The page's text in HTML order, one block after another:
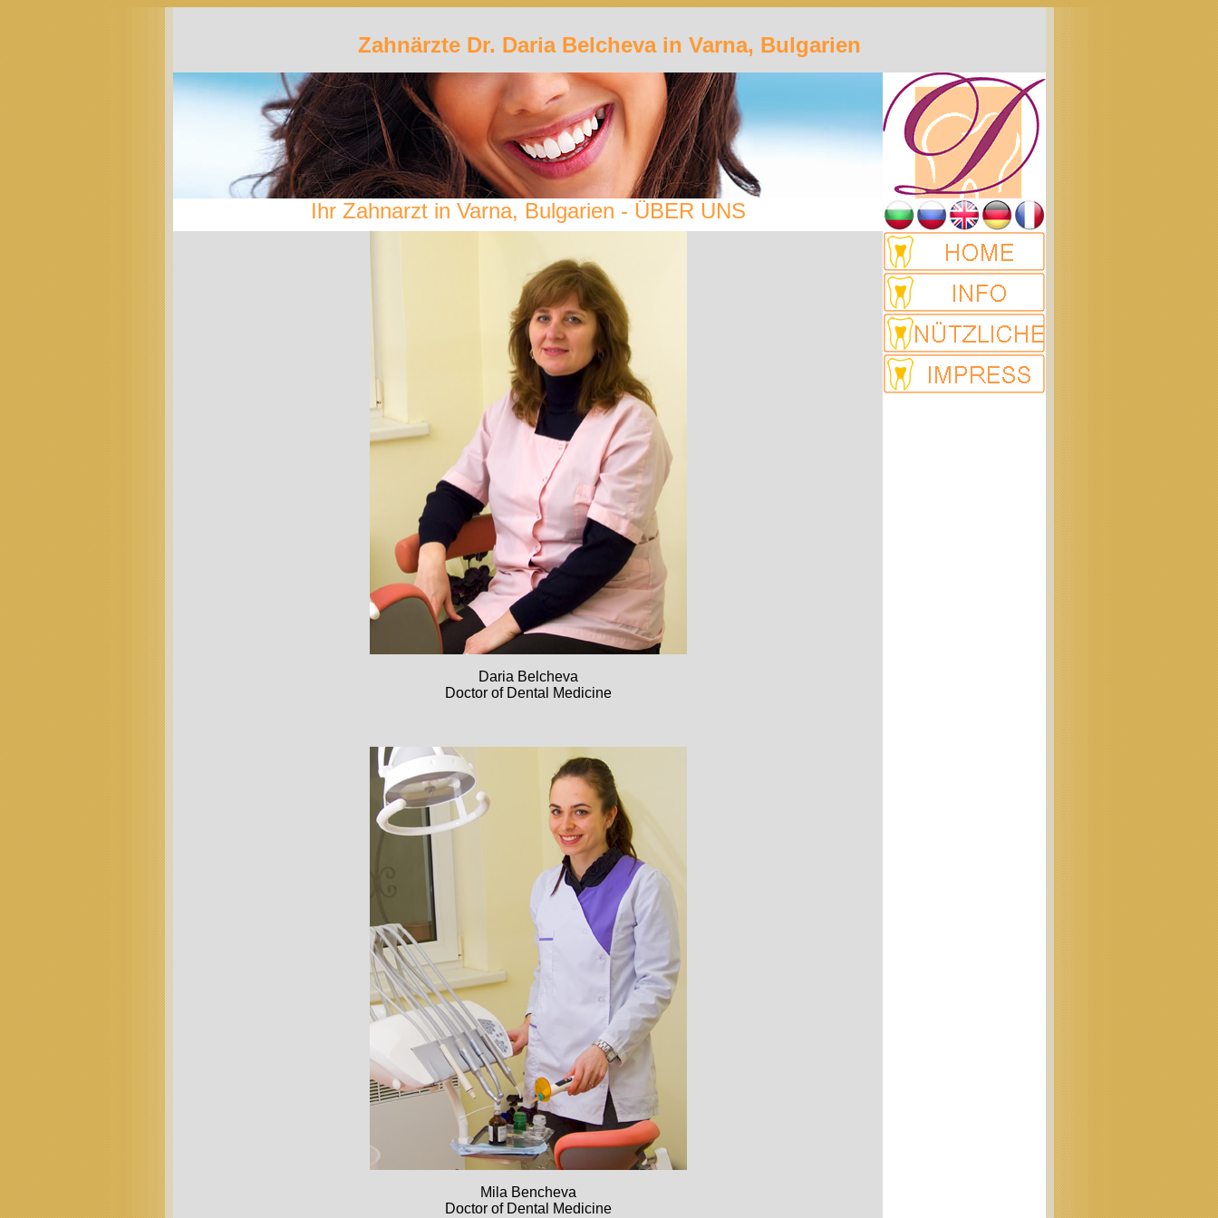
Zahnärzte Dr. Daria Belcheva in Varna, Bulgarien
Ihr Zahnarzt in Varna, Bulgarien - ÜBER UNS
Daria Belcheva
Doctor of Dental Medicine
Mila Bencheva
Doctor of Dental Medicine